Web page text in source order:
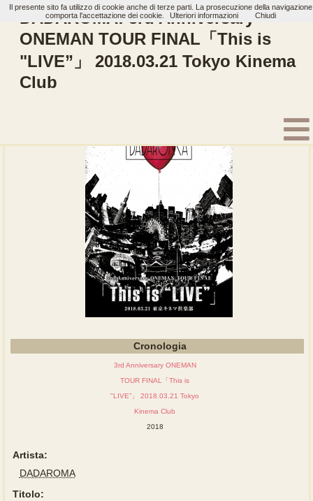
DADAROMA: 3rd Anniversary
ONEMAN TOUR FINAL「This is
"LIVE”」 2018.03.21 Tokyo Kinema
Club
Home Artisti DADAROMA Dvd
Cronologia
3rd Anniversary ONEMAN
TOUR FINAL「This is
"LIVE”」 2018.03.21 Tokyo
Kinema Club
2018
Artista:
DADAROMA
Titolo:
Il presente sito fa utilizzo di cookie anche di terze parti. La prosecuzione della navigazione
comporta l'accettazione dei cookie.
Ulteriori informazioni Chiudi